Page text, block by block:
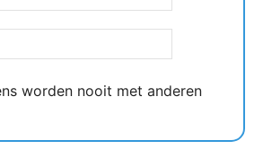
worden nooit met anderen